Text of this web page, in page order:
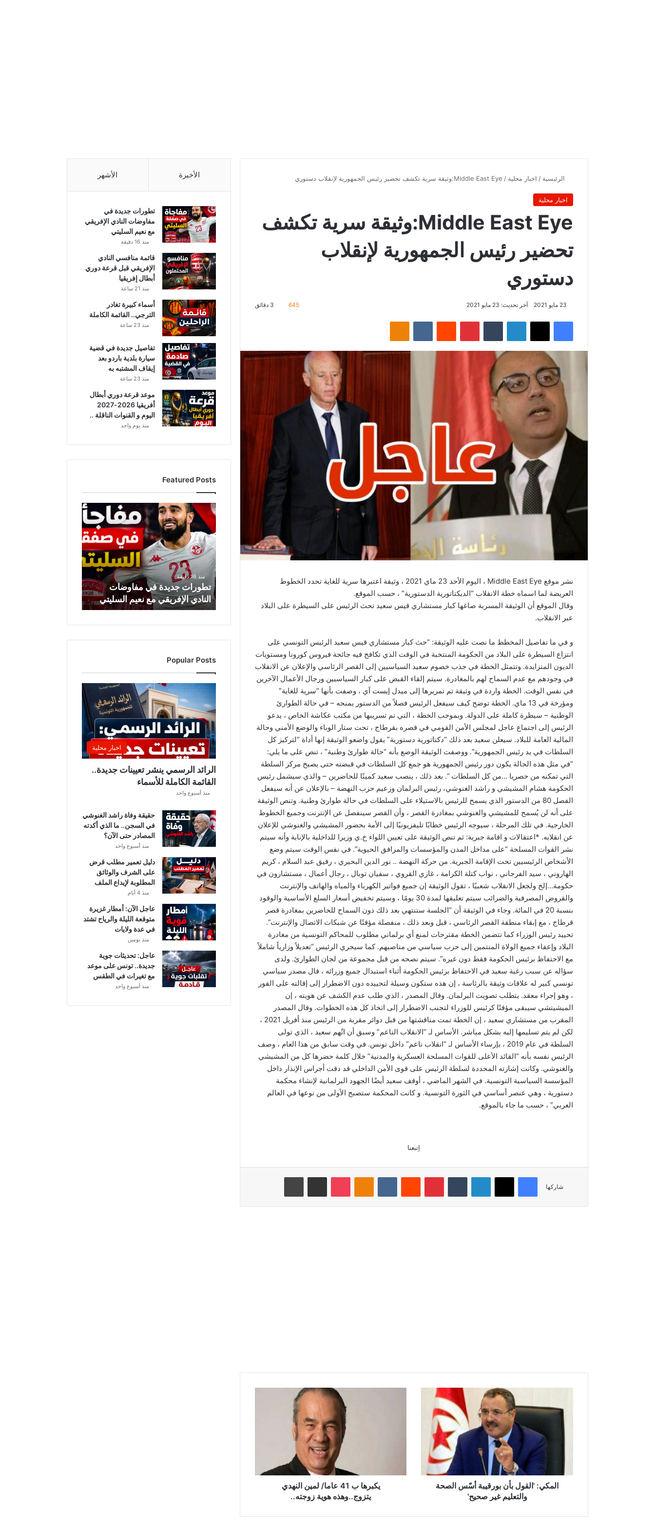
الرئيسية / اخبار محلية / Middle East Eye:وثيقة سرية تكشف تحضير رئيس الجمهورية لإنقلاب دستوري
اخبار محلية
Middle East Eye:وثيقة سرية تكشف
تحضير رئيس الجمهورية لإنقلاب
دستوري
23 مايو 2021 آخر تحديث: 23 مايو 2021 645
فيسبوك لينكدإن بينتيريست
نشر موقع Middle East Eye ، اليوم الأحد 23 ماي 2021 ، وثيقة اعتبرها سرية للغاية تحدد الخطوط
العريضة لما اسماه خطة الانقلاب “الديكتاتورية الدستورية” ، حسب الموقع.
وقال الموقع أن الوثيقة المسربة صاغها كبار مستشاري قيس سعيد تحث الرئيس على السيطرة على البلاد
عبر الانقلاب.
و في ما تفاصيل المخطط ما نصت عليه الوثيقة: “حث كبار مستشاري قيس سعيد الرئيس التونسي على
انتزاع السيطرة على البلاد من الحكومة المنتخبة في الوقت الذي تكافح فيه جائحة فيروس كورونا ومستويات
الديون المتزايدة. وتتمثل الخطة في جذب خصوم سعيد السياسيين إلى القصر الرئاسي والإعلان عن الانقلاب
في وجودهم مع عدم السماح لهم بالمغادرة. سيتم إلقاء القبض على كبار السياسيين ورجال الأعمال الآخرين
في نفس الوقت. الخطة واردة في وثيقة تم تمريرها إلى ميدل إيست آي ، وصفت بأنها “سرية للغاية”
ومؤرخة في 13 ماي. الخطة توضح كيف سيفعل الرئيس فصلاً من الدستور يمنحه – في حالة الطوارئ
الوطنية – سيطرة كاملة على الدولة. وبموجب الخطة ، التي تم تسريبها من مكتب عكاشة الخاص ، يدعو
الرئيس إلى اجتماع عاجل لمجلس الأمن القومي في قصره بقرطاج ، تحت ستار الوباء والوضع الأمني ​​وحالة
المالية العامة للبلاد. سيعلن سعيد بعد ذلك “دكتاتورية دستورية” يقول واضعو الوثيقة إنها أداة “لتركيز كل
السلطات في يد رئيس الجمهورية”. ووصفت الوثيقة الوضع بأنه “حالة طوارئ وطنية” ، تنص على ما يلي:
“في مثل هذه الحالة يكون دور رئيس الجمهورية هو جمع كل السلطات في قبضته حتى يصبح مركز السلطة
التي تمكنه من حصريا …من كل السلطات “. بعد ذلك ، ينصب سعيد كمينًا للحاضرين – والذي سيشمل رئيس
الحكومة هشام المشيشي و راشد الغنوشي، رئيس البرلمان وزعيم حزب النهضة – بالإعلان عن أنه سيفعل
الفصل 80 من الدستور الذي يسمح للرئيس بالاستيلاء على السلطات في حالة طوارئ وطنية. وتنص الوثيقة
على أنه لن يُسمح للمشيشي والغنوشي بمغادرة القصر ، وأن القصر سينفصل عن الإنترنت وجميع الخطوط
الخارجية. في تلك المرحلة ، سيوجه الرئيس خطابًا تليفزيونيًا إلى الأمة بحضور المشيشي والغنوشي للإعلان
عن انقلابه. *اعتقالات و اقامة جبرية: ثم تنص الوثيقة على تعيين اللواء خ.ي وزيرا للداخلية بالإنابة وأنه سيتم
نشر القوات المسلحة “على مداخل المدن والمؤسسات والمرافق الحيوية”. في نفس الوقت سيتم وضع
الأشخاص الرئيسيين تحت الإقامة الجبرية. من حركة النهضة .. نور الدين البحيري ، رفيق عبد السلام ، كريم
الهاروني ، سيد الفرجاني ، نواب كتلة الكرامة ، غازي القروي ، سفيان توبال ، رجال أعمال ، مستشارون في
حكومة…إلخ ولجعل الانقلاب شعبيًا ، تقول الوثيقة إن جميع فواتير الكهرباء والمياه والهاتف والإنترنت
والقروض المصرفية والضرائب سيتم تعليقها لمدة 30 يومًا ، وسيتم تخفيض أسعار السلع الأساسية والوقود
بنسبة 20 في المائة. وجاء في الوثيقة أن “الجلسة ستنتهي بعد ذلك دون السماح للحاضرين بمغادرة قصر
قرطاج ، مع إبقاء منطقة القصر الرئاسي ، قبل وبعد ذلك ، منفصلة مؤقتًا عن شبكات الاتصال والإنترنت”.
تحييد رئيس الوزراء كما تتضمن الخطة مقترحات لمنع أي برلماني مطلوب للمحاكم التونسية من مغادرة
البلاد وإعفاء جميع الولاة المنتمين إلى حزب سياسي من مناصبهم. كما سيجري الرئيس “تعديلاً وزارياً شاملاً
مع الاحتفاظ برئيس الحكومة فقط دون غيره”. سيتم نصحه من قبل مجموعة من لجان الطوارئ. ولدى
سؤاله عن سبب رغبة سعيد في الاحتفاظ برئيس الحكومة أثناء استبدال جميع وزرائه ، قال مصدر سياسي
تونسي كبير له علاقات وثيقة بالرئاسة ، إن هذه ستكون وسيلة لتحييده دون الاضطرار إلى إقالته على الفور
، وهو إجراء معقد. يتطلب تصويت البرلمان. وقال المصدر ، الذي طلب عدم الكشف عن هويته ، إن
الميشيتشي سيبقى مؤقتًا كرئيس للوزراء لتجنب الاضطرار إلى اتخاذ كل هذه الخطوات. وقال المصدر
المقرب من مستشاري سعيد ، إن الخطة تمت مناقشتها من قبل دوائر مقربة من الرئيس منذ أفريل 2021 ،
لكن لم يتم تسليمها إليه بشكل مباشر. الأساس لـ “الانقلاب الناعم” وسبق أن اتُهم سعيد ، الذي تولى
السلطة في عام 2019 ، بإرساء الأساس لـ “انقلاب ناعم” داخل تونس. في وقت سابق من هذا العام ، وصف
الرئيس نفسه بأنه “القائد الأعلى للقوات المسلحة العسكرية والمدنية” خلال كلمة حضرها كل من المشيشي
والغنوشي. وكانت إشارته المحددة لسلطة الرئيس على قوى الأمن الداخلي قد دقت أجراس الإنذار داخل
المؤسسة السياسية التونسية. في الشهر الماضي ، أوقف سعيد أيضًا الجهود البرلمانية لإنشاء محكمة
دستورية ، وهي عنصر أساسي في الثورة التونسية. و كانت المحكمة ستصبح الأولى من نوعها في العالم
العربي” ، حسب ما جاء بالموقع.
إتبعنا
شاركها
فيسبوك لينكدإن بينتيريست
ل
ب
المكي: 'القول بأن بورقيبة أسّس الصحة
والتعليم غير صحيح'
1
ا
يكبرها ب 41 عاما/ لمين النهدي
يتزوج..وهذه هوية زوجته..
الأخيرة الأشهر
تطورات جديدة في
مفاوضات النادي الإفريقي
مع نعيم السليتي
منذ 16 دقيقة
قائمة منافسي النادي
الإفريقي قبل قرعة دوري
أبطال إفريقيا
منذ 21 ساعة
أسماء كبيرة تغادر
الترجي.. القائمة الكاملة
منذ 23 ساعة
تفاصيل جديدة في قضية
سيارة بلدية باردو بعد
إيقاف المشتبه به
منذ 23 ساعة
موعد قرعة دوري أبطال
أفريقيا 2026-2027
اليوم و القنوات الناقلة ..
منذ يوم واحد
Featured Posts
ت
ط
و
ر
ا
ت
ج
د
ي
د
ة
م
ا
و
ض
ت
ا
ل
ن
ا
د
ا
ل
ر
ي
ق
ي
م
ع
ن
ع
م
ا
ل
س
ت
ي
منذ 16 دقيقة
تطورات جديدة في مفاوضات
النادي الإفريقي مع نعيم السليتي
Popular Posts
اخبار محلية
الرائد الرسمي ينشر تعيينات جديدة..
القائمة الكاملة للأسماء
منذ أسبوع واحد
حقيقة وفاة راشد الغنوشي
في السجن.. ما الذي أكدته
المصادر حتى الآن؟
منذ أسبوع واحد
دليل تعمير مطلب قرض
على الشرف والوثائق
المطلوبة لإيداع الملف
منذ 4 أيام
عاجل الآن: أمطار غزيرة
متوقعة الليلة والرياح تشتد
في عدة ولايات
منذ يومين
عاجل: تحديثات جوية
جديدة.. تونس على موعد
مع تغيرات في الطقس
منذ أسبوع واحد